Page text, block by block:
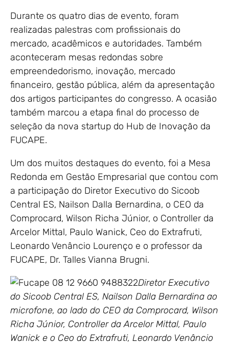
Durante os quatro dias de evento, foram
realizadas palestras com profissionais do
mercado, acadêmicos e autoridades. Também
aconteceram mesas redondas sobre
empreendedorismo, inovação, mercado
financeiro, gestão pública, além da apresentação
dos artigos participantes do congresso. A ocasião
também marcou a etapa final do processo de
seleção da nova startup do Hub de Inovação da
FUCAPE.
Um dos muitos destaques do evento, foi a Mesa
Redonda em Gestão Empresarial que contou com
a participação do Diretor Executivo do Sicoob
Central ES, Nailson Dalla Bernardina, o CEO da
Comprocard, Wilson Richa Júnior, o Controller da
Arcelor Mittal, Paulo Wanick, Ceo do Extrafruti,
Leonardo Venâncio Lourenço e o professor da
FUCAPE, Dr. Talles Vianna Brugni.
Diretor Executivo
do Sicoob Central ES, Nailson Dalla Bernardina ao
microfone, ao lado do CEO da Comprocard, Wilson
Richa Júnior, Controller da Arcelor Mittal, Paulo
Wanick e o Ceo do Extrafruti, Leonardo Venâncio